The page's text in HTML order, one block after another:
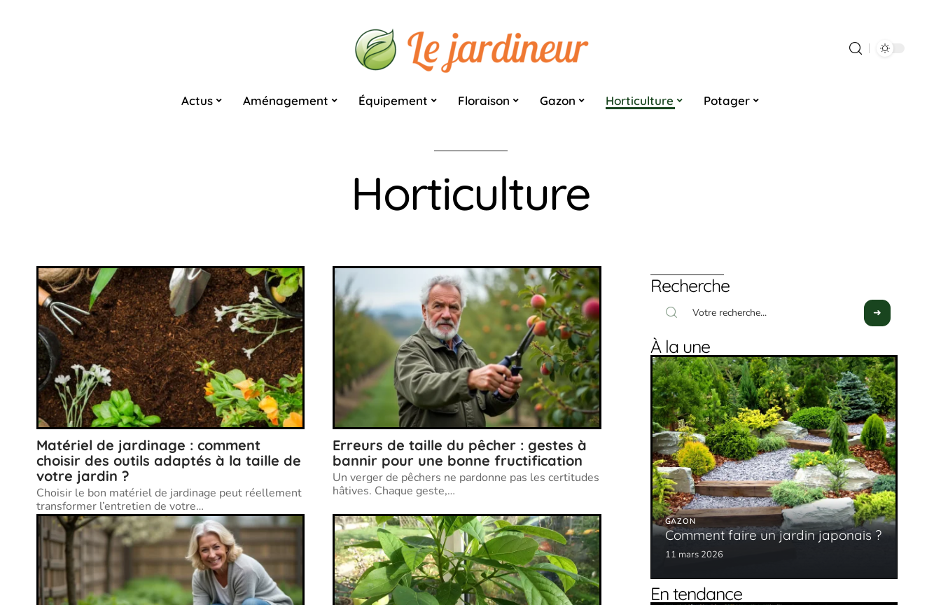
Actus Aménagement Équipement Floraison Gazon Horticulture Potager
Horticulture
Matériel de jardinage : comment
choisir des outils adaptés à la taille de
votre jardin ?
Choisir le bon matériel de jardinage peut réellement
transformer l’entretien de votre…
Erreurs de taille du pêcher : gestes à
bannir pour une bonne fructification
Un verger de pêchers ne pardonne pas les certitudes
hâtives. Chaque geste,…
Recherche
À la une
GAZON
Comment faire un jardin japonais ?
11 mars 2026
En tendance